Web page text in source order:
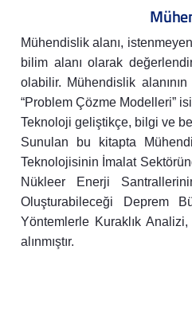
Mühendislik alanı,
bilim alanı olarak
olabilir. Mühendislik
“Problem Çözme Modelleri”
Teknoloji geliştikçe, bilgi ve
Sunulan bu kitapta
Teknolojisinin İmalat
Nükleer Enerji
Oluşturabileceği Deprem
Yöntemlerle Kuraklık
alınmıştır.